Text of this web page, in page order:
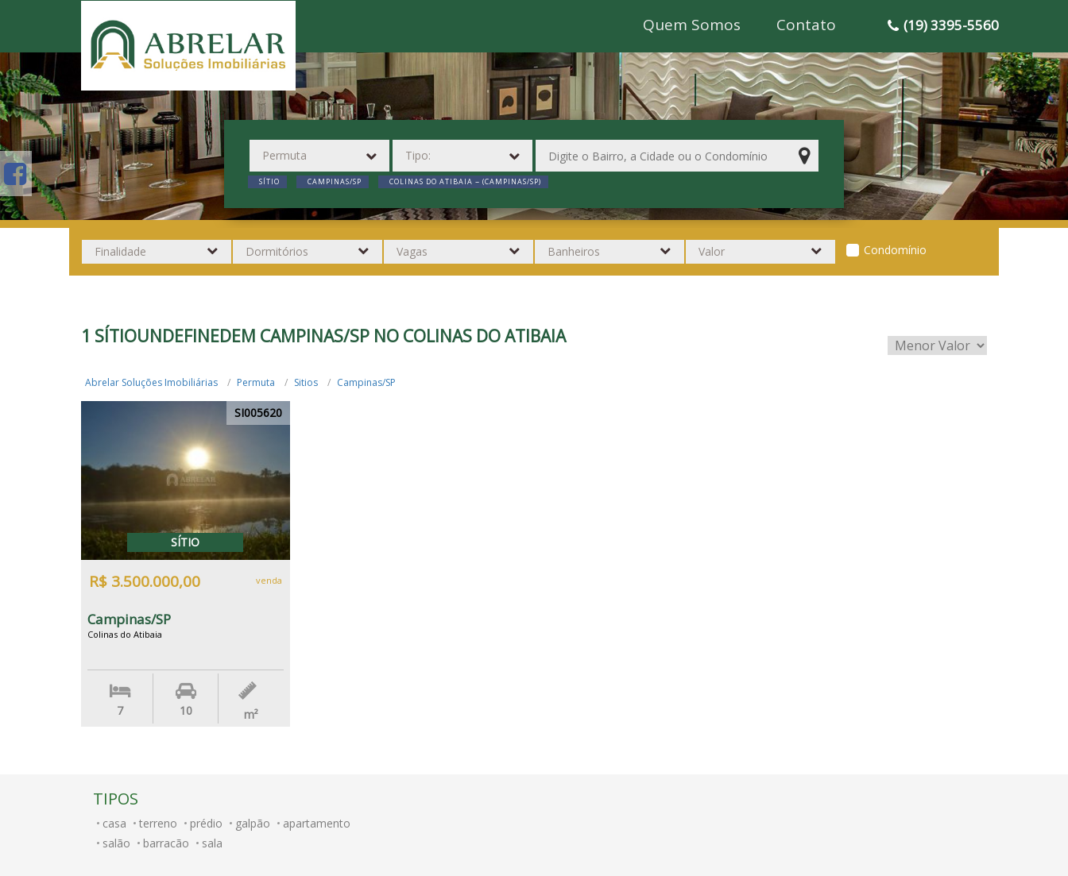
Quem Somos Contato (19) 3395-5560
SÍTIO CAMPINAS/SP COLINAS DO ATIBAIA ~ (CAMPINAS/SP)
Condomínio
1 SÍTIOUNDEFINEDEM CAMPINAS/SP NO COLINAS DO ATIBAIA
Abrelar Soluções Imobiliárias Permuta Sitios Campinas/SP
SI005620
SÍTIO
R$ 3.500.000,00 venda
Campinas/SP
Colinas do Atibaia
7 10 m²
TIPOS
casa terreno prédio galpão
apartamento
salão
barracão sala